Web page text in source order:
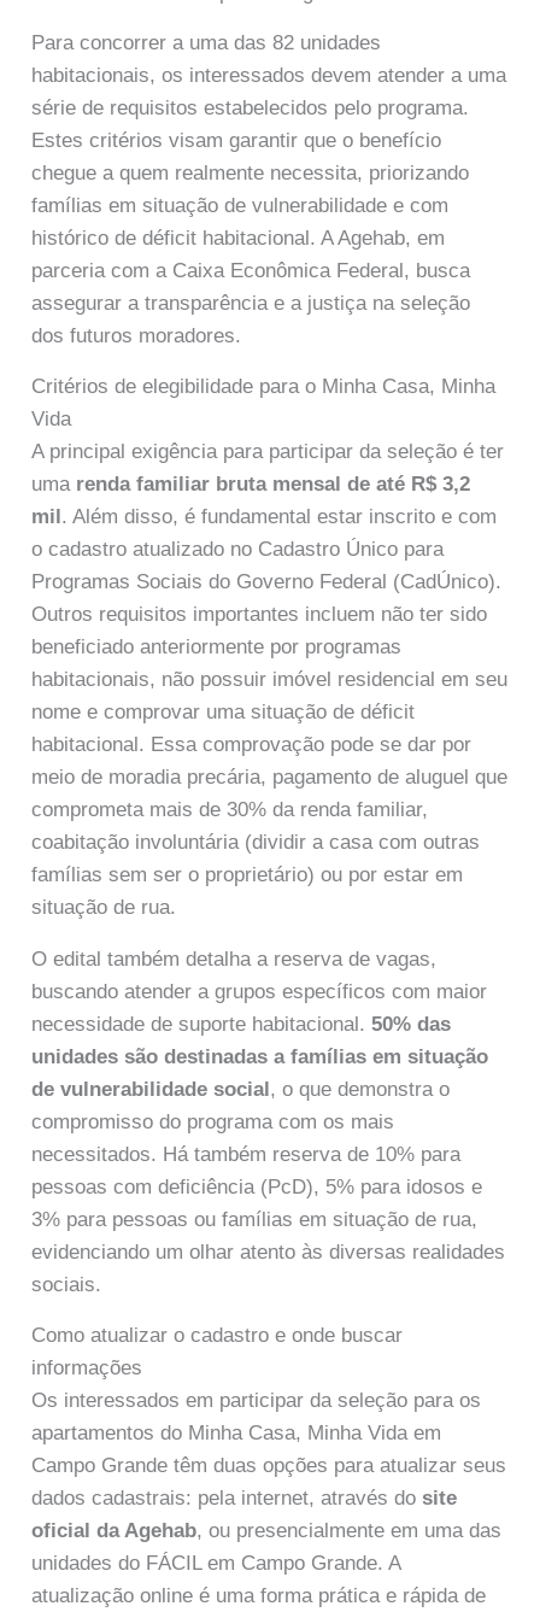
Para concorrer a uma das 82 unidades
habitacionais, os interessados devem atender a uma
série de requisitos estabelecidos pelo programa.
Estes critérios visam garantir que o benefício
chegue a quem realmente necessita, priorizando
famílias em situação de vulnerabilidade e com
histórico de déficit habitacional. A Agehab, em
parceria com a Caixa Econômica Federal, busca
assegurar a transparência e a justiça na seleção
dos futuros moradores.
Critérios de elegibilidade para o Minha Casa, Minha
Vida
A principal exigência para participar da seleção é ter
uma renda familiar bruta mensal de até R$ 3,2
mil . Além disso, é fundamental estar inscrito e com
o cadastro atualizado no Cadastro Único para
Programas Sociais do Governo Federal (CadÚnico).
Outros requisitos importantes incluem não ter sido
beneficiado anteriormente por programas
habitacionais, não possuir imóvel residencial em seu
nome e comprovar uma situação de déficit
habitacional. Essa comprovação pode se dar por
meio de moradia precária, pagamento de aluguel que
comprometa mais de 30% da renda familiar,
coabitação involuntária (dividir a casa com outras
famílias sem ser o proprietário) ou por estar em
situação de rua.
O edital também detalha a reserva de vagas,
buscando atender a grupos específicos com maior
necessidade de suporte habitacional.50% das
unidades são destinadas a famílias em situação
de vulnerabilidade social, o que demonstra o
compromisso do programa com os mais
necessitados. Há também reserva de 10% para
pessoas com deficiência (PcD), 5% para idosos e
3% para pessoas ou famílias em situação de rua,
evidenciando um olhar atento às diversas realidades
sociais.
Como atualizar o cadastro e onde buscar
informações
Os interessados em participar da seleção para os
apartamentos do Minha Casa, Minha Vida em
Campo Grande têm duas opções para atualizar seus
dados cadastrais: pela internet, através dosite
oficial da Agehab, ou presencialmente em uma das
unidades do FÁCIL em Campo Grande. A
atualização online é uma forma prática e rápida de